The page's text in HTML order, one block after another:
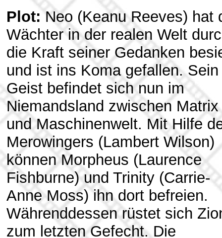
Plot: Neo (Keanu Reeves) hat
Wächter in der realen Welt
die Kraft seiner Gedanken
und ist ins Koma gefallen. Sein
Geist befindet sich nun im
Niemandsland zwischen Matrix
und Maschinenwelt. Mit Hilfe
Merowingers (Lambert Wilson)
können Morpheus (Laurence
Fishburne) und Trinity (Carrie-
Anne Moss) ihn dort befreien.
Währenddessen rüstet sich
zum letzten Gefecht. Die